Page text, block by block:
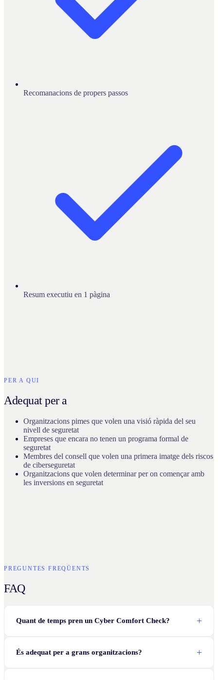
Recomanacions de propers passos
Resum executiu en 1 pàgina
PER A QUI
Adequat per a
Organitzacions pimes que volen una visió ràpida del seu
nivell de seguretat
Empreses que encara no tenen un programa formal de
seguretat
Membres del consell que volen una primera imatge dels riscos
de ciberseguretat
Organitzacions que volen determinar per on començar amb
les inversions en seguretat
PREGUNTES FREQÜENTS
FAQ
Quant de temps pren un Cyber Comfort Check?
És adequat per a grans organitzacions?